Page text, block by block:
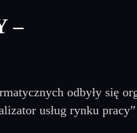
–
odbyły się
usług rynku